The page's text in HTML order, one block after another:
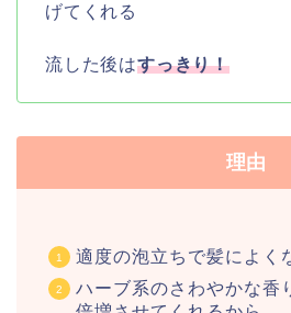
げてくれる
流した後はすっきり！
理由
適度の泡立ちで髪によく
ハーブ系のさわやかな香